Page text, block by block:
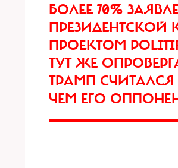
БОЛЕЕ 70%
ПРОЕКТОМ
ТУТ ЖЕ
ТРАМП
ЧЕМ ЕГО